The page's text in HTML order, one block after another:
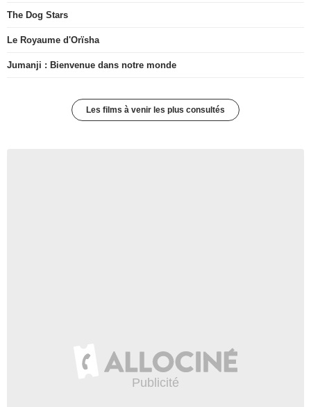
The Dog Stars
Le Royaume d'Orïsha
Jumanji : Bienvenue dans notre monde
Les films à venir les plus consultés